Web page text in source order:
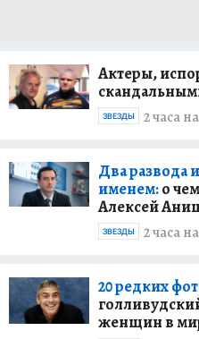
Актеры,
2 часа
ЗВЕЗДЫ
Два развода
именем:о
Алексей
2 часа
ЗВЕЗДЫ
20 редких
женщин в